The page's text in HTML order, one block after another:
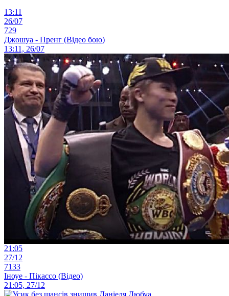
13:11
26/07
729
Джошуа - Пренг (Відео бою)
13:11, 26/07
21:05
27/12
7133
Іноуе - Пікассо (Відео)
21:05, 27/12